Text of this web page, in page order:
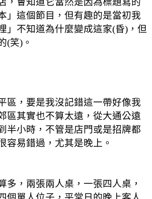
」這個節目，但有趣的是當初我
」不知道為什麼變成這家(昏)，但
(笑)。
區，要是我沒記錯這一帶好像我
區其實也不算太遠，從大通公遠
半小時，不管是店門或是招牌都
容易錯過，尤其是晚上。
多，兩張兩人桌，一張四人桌，